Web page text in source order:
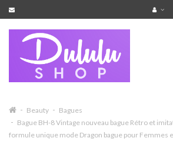
Beauty
Bagues
Bague BH-8 Vintage nouveau bague Rétro et
formule unique mode Dragon bague pour Femmes